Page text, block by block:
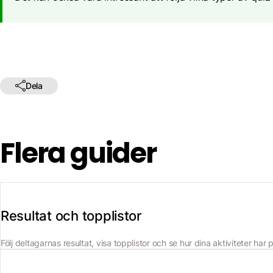
Dela
Flera guider
Resultat och topplistor
Följ deltagarnas resultat, visa topplistor och se hur dina aktiviteter har